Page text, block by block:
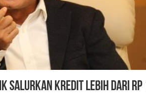
Salurkan Kredit Lebih Dari